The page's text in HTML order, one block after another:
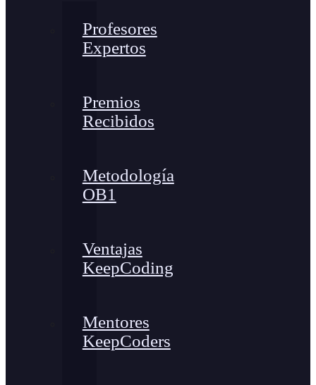
Profesores
Expertos
Premios
Recibidos
Metodología
OB1
Ventajas
KeepCoding
Mentores
KeepCoders